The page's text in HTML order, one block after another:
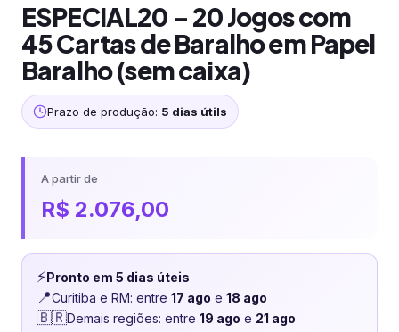
ESPECIAL20 – 20 Jogos com
45 Cartas de Baralho em Papel
Baralho (sem caixa)
Prazo de produção: 5 dias útils
A partir de
R$ 2.076,00
⚡Pronto em 5 dias úteis
📍Curitiba e RM: entre 17 ago e 18 ago
🇧🇷Demais regiões: entre 19 ago e 21 ago